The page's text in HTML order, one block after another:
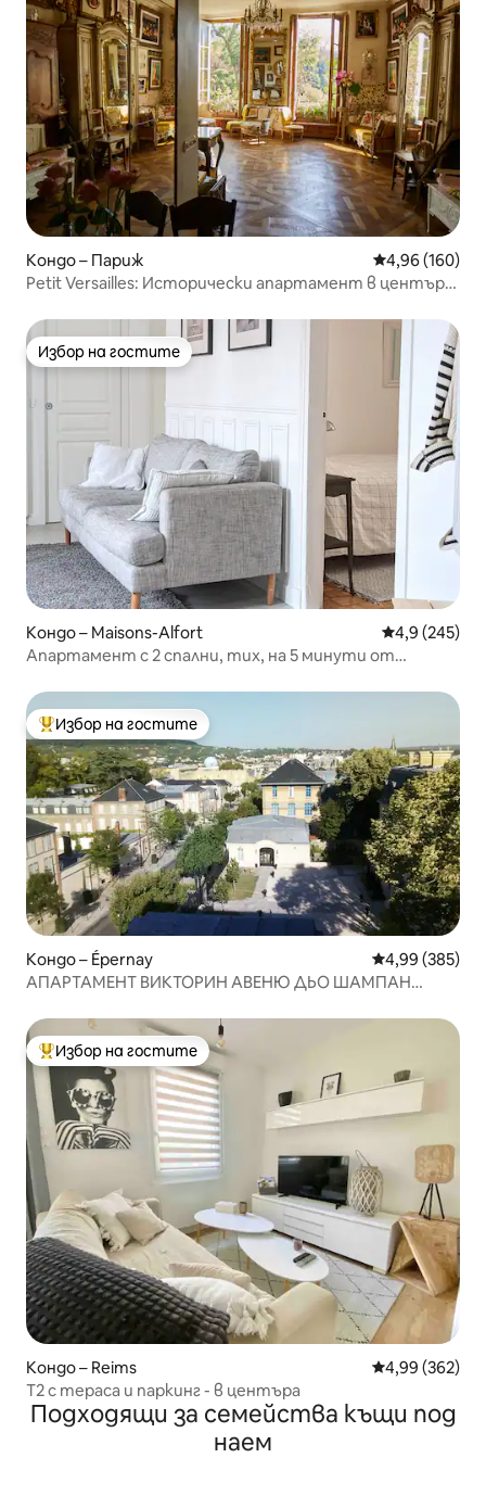
Кондо – Париж Средна
4,96 (160)
Petit Versailles: Исторически апартамент в центъра
Избор на гостите
Избор на гостите
Кондо – Maisons-Alfort Средна
4,9 (245)
Апартамент с 2 спални, тих, на 5 минути от
Най-популярен избор на гостите
Избор на гостите
Кондо – Épernay Средна
4,99 (385)
АПАРТАМЕНТ ВИКТОРИН АВЕНЮ ДЬО ШАМПАН
Най-популярен избор на гостите
Избор на гостите
Кондо – Reims Средна
4,99 (362)
Т2 с тераса и паркинг - в центъра
Подходящи за семейства къщи под
наем